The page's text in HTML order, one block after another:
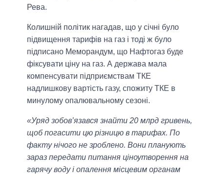
Рева.
Колишній політик нагадав, що у січні було
підвищення тарифів на газ і тоді ж було
підписано Меморандум, що Нафтогаз буде
фіксувати ціну на газ. А держава мала
компенсувати підприємствам ТКЕ
надлишкову вартість газу, спожиту ТКЕ в
минулому опалювальному сезоні.
«Уряд зобов’язався знайти 20 млрд гривень,
щоб погасити цю різницю в тарифах. По
факту нічого не зроблено. Вони планують
зараз передати питання ціноутворення на
гарячу воду і опалення місцевим органам